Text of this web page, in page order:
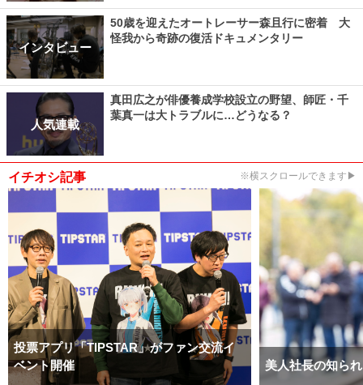
インタビュー
50歳を迎えたオートレーサー森且行に密着 大
怪我から奇跡の復活ドキュメンタリー
人気連載
真田広之が俳優養成学校設立の野望、師匠・千
葉真一は大トラブルに…どうなる？
イチオシ記事 ※横スクロールできます▶
投票アプリ「TIPSTAR」がファン交流イ
ベント開催
美人社長の知ら